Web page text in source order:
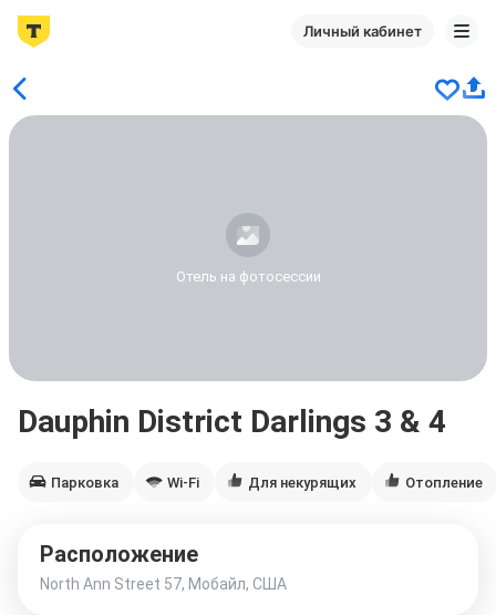
Личный кабинет
Отель на фотосессии
Dauphin District Darlings 3 & 4
Парковка Wi-Fi Для некурящих Отопление
Расположение
North Ann Street 57, Мобайл, США